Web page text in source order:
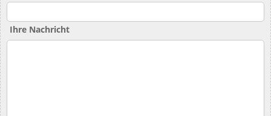
Ihre Nachricht